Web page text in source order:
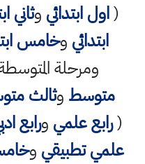
(اول ابتدائي وثاني
ابتدائي وخامس
ومرحلة
متوسط وثالث
(رابع علمي ورابع
علمي تطبيقي و